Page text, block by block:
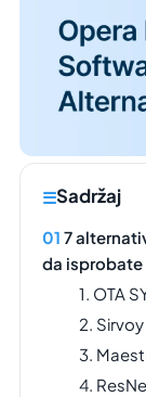
Sadržaj
7
da isprobate
1. OTA
2. Sirvoy
3.
4.